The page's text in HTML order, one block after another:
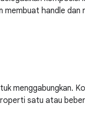
handle dan
menggabungkan.
satu atau